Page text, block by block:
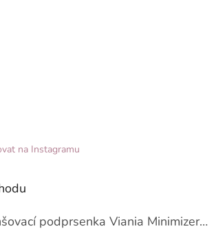
na Instagramu
Zmenšovací podprsenka Viania Minimizer 14586